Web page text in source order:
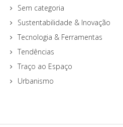
Sem categoria
Sustentabilidade & Inovação
Tecnologia & Ferramentas
Tendências
Traço ao Espaço
Urbanismo